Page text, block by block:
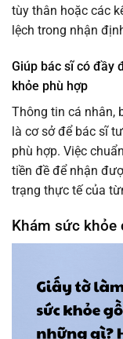
tùy thân hoặc các
lệch trong nhận
Giúp bác sĩ có đầy
khỏe phù hợp
Thông tin cá nhân,
là cơ sở để bác sĩ
phù hợp. Việc
tiền đề để nhận
trạng thực tế của
Khám sức khỏe